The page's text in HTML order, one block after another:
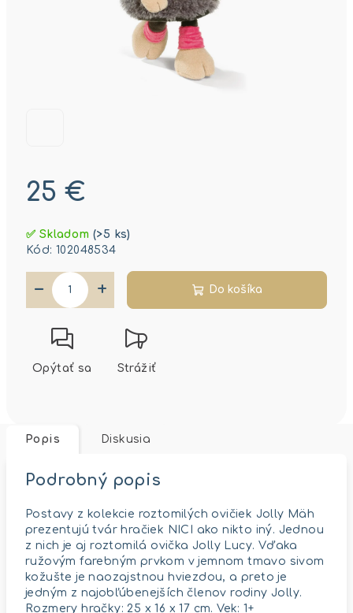
25 €
cena:
✅ Skladom(>5 ks)
Kód: 102048534
+
− Do košíka
Opýtať sa Strážiť
Popis Diskusia
Podrobný popis
Postavy z kolekcie roztomilých ovičiek Jolly Mäh
prezentujú tvár hračiek NICI ako nikto iný. Jednou
z nich je aj roztomilá ovička Jolly Lucy. Vďaka
ružovým farebným prvkom v jemnom tmavo sivom
kožušte je naozajstnou hviezdou, a preto je
jedným z najobľúbenejších členov rodiny Jolly.
Rozmery hračky: 25 x 16 x 17 cm. Vek: 1+